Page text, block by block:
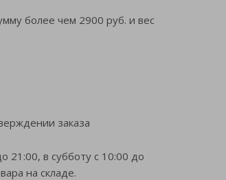
более чем 2900 руб. и вес
заказа
21:00, в субботу с 10:00 до
на складе.